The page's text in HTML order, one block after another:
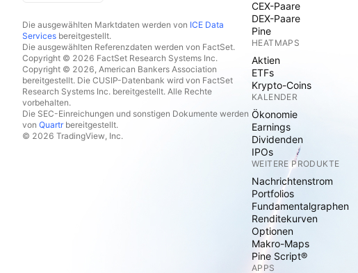
Die ausgewählten Marktdaten werden von ICE Data
Services bereitgestellt.
Die ausgewählten Referenzdaten werden von FactSet.
Copyright © 2026 FactSet Research Systems Inc.
Copyright © 2026, American Bankers Association
bereitgestellt. Die CUSIP-Datenbank wird von FactSet
Research Systems Inc. bereitgestellt. Alle Rechte
vorbehalten.
Die SEC-Einreichungen und sonstigen Dokumente werden
von Quartrbereitgestellt.
© 2026 TradingView, Inc.
CEX-Paare
DEX-Paare
Pine
HEATMAPS
Aktien
ETFs
Krypto-Coins
KALENDER
Ökonomie
Earnings
Dividenden
IPOs
WEITERE PRODUKTE
Nachrichtenstrom
Portfolios
Fundamentalgraphen
Renditekurven
Optionen
Makro-Maps
Pine Script®
APPS